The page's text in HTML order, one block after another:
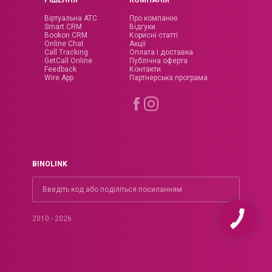
BINOLINK
2010 - 2026
Віртуальна АТС
Smart CRM
Bookon CRM
Online Chat
Call Tracking
GetCall Online
Feedback
Wire App
Про компанію
Відгуки
Корисні статті
Акції
Оплата і доставка
Публічна оферта
Контакти
Партнерська програма
КНОПКА
ЗВ'ЯЗКУ